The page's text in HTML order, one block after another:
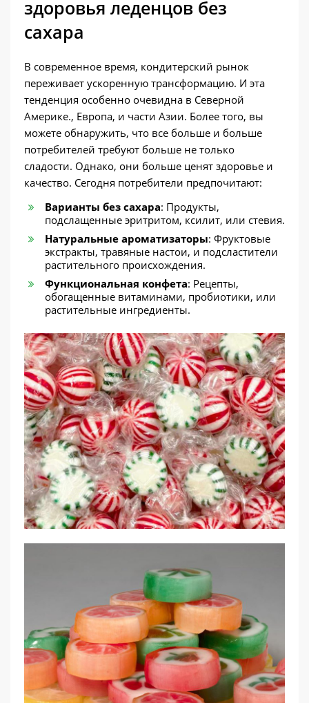
здоровья леденцов без
сахара
В современное время, кондитерский рынок
переживает ускоренную трансформацию. И эта
тенденция особенно очевидна в Северной
Америке., Европа, и части Азии. Более того, вы
можете обнаружить, что все больше и больше
потребителей требуют больше не только
сладости. Однако, они больше ценят здоровье и
качество. Сегодня потребители предпочитают:
Варианты без сахара: Продукты,
подслащенные эритритом, ксилит, или стевия.
Натуральные ароматизаторы: Фруктовые
экстракты, травяные настои, и подсластители
растительного происхождения.
Функциональная конфета: Рецепты,
обогащенные витаминами, пробиотики, или
растительные ингредиенты.